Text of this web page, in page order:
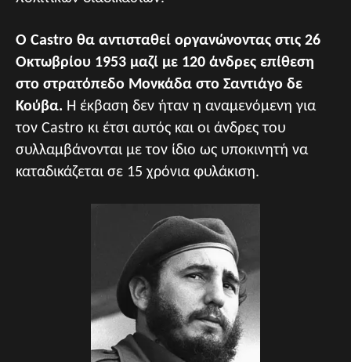
Ο Castro θα αντισταθεί οργανώνοντας στις 26
Οκτωβρίου 1953 μαζί με 120 άνδρες επίθεση
στο στρατόπεδο Μονκάδα στο Σαντιάγο δε
Κούβα. Η έκβαση δεν ήταν η αναμενόμενη για
τον Castro κι έτσι αυτός και οι άνδρες του
συλλαμβάνονται με τον ίδιο ως υποκινητή να
καταδικάζεται σε 15 χρόνια φυλάκιση.